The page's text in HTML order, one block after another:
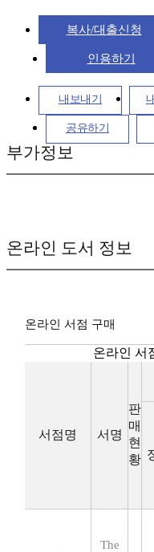
복사/대출신청
인용하기
내보내기
공유하기
부가정보
온라인 도서 정보
온라인 서점 구매
온라인 서
서점명 서명
판
매
현
황
The